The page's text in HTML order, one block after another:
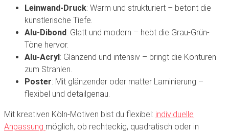
Leinwand-Druck: Warm und strukturiert – betont die
künstlerische Tiefe.
Alu-Dibond: Glatt und modern – hebt die Grau-Grün-
Töne hervor.
Alu-Acryl: Glänzend und intensiv – bringt die Konturen
zum Strahlen.
Poster: Mit glänzender oder matter Laminierung –
flexibel und detailgenau.
Mit kreativen Köln-Motiven bist du flexibel: individuelle
Anpassung möglich, ob rechteckig, quadratisch oder in